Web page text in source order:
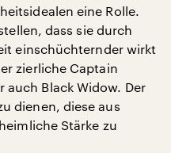
eine Rolle.
dass sie durch
einschüchternder wirkt
zierliche Captain
auch Black Widow. Der
dienen, diese aus
Stärke zu